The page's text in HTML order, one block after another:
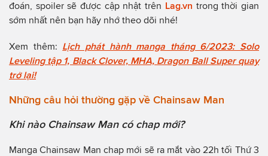
đoán, spoiler sẽ được cập nhật trên Lag.vn trong thời gian
sớm nhất nên bạn hãy nhớ theo dõi nhé!
Xem thêm: Lịch phát hành manga tháng 6/2023: Solo
Leveling tập 1, Black Clover, MHA, Dragon Ball Super quay
trở lại!
Những câu hỏi thường gặp về Chainsaw Man
Khi nào Chainsaw Man có chap mới?
Manga Chainsaw Man chap mới sẽ ra mắt vào 22h tối Thứ 3